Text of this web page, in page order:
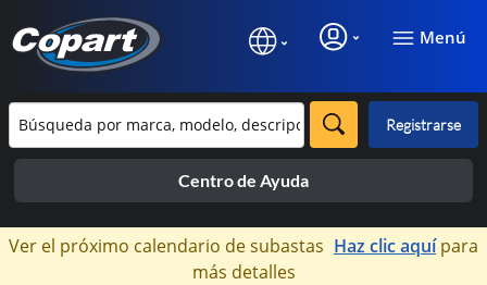
Menú
Registrarse
Centro de Ayuda
×
Ver el próximo calendario de subastas Haz clic aquípara
más detalles